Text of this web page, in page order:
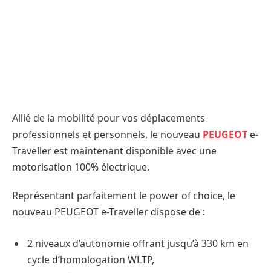
Allié de la mobilité pour vos déplacements
professionnels et personnels, le nouveau PEUGEOT e-
Traveller est maintenant disponible avec une
motorisation 100% électrique.
Représentant parfaitement le power of choice, le
nouveau PEUGEOT e-Traveller dispose de :
2 niveaux d’autonomie offrant jusqu’à 330 km en
cycle d’homologation WLTP,